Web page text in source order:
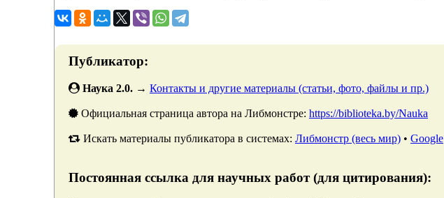
Публикатор:
Наука 2.0. → Контакты и другие материалы (статьи, фото, файлы и пр.)
Официальная страница автора на Либмонстре: https://biblioteka.by/Nauka
Искать материалы публикатора в системах: Либмонстр (весь мир) • Google
Постоянная ссылка для научных работ (для цитирования):